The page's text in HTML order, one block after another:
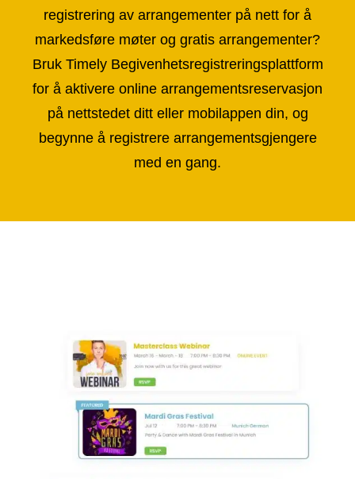
registrering av arrangementer på nett for å
markedsføre møter og gratis arrangementer?
Bruk Timely Begivenhetsregistreringsplattform
for å aktivere online arrangementsreservasjon
på nettstedet ditt eller mobilappen din, og
begynne å registrere arrangementsgjengere
med en gang.